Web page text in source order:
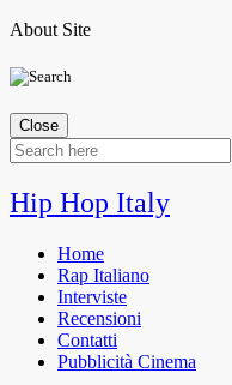
About Site
Close
Hip Hop Italy
Home
Rap Italiano
Interviste
Recensioni
Contatti
Pubblicità Cinema